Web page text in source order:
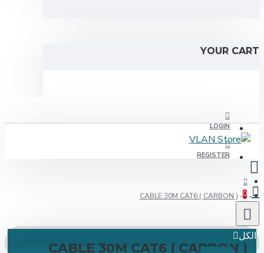
YOUR
LOGIN
REGISTER
CABLE 30M CAT6 ( CARBON )
CABLE 30M CAT6 ( CARBON